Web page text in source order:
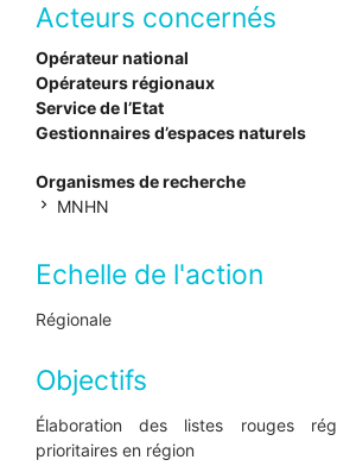
Acteurs concernés
Opérateur national
Opérateurs régionaux
Service de l’Etat
Gestionnaires d’espaces naturels
Organismes de recherche
chevron_right MNHN
Echelle de l'action
Régionale
Objectifs
Élaboration des listes rouges
prioritaires en région